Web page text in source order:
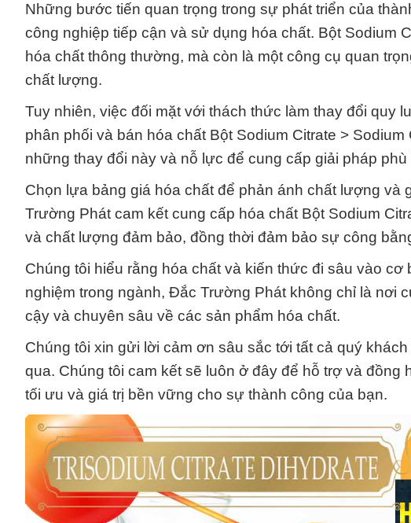
Những bước tiến quan trọng trong sự phát triển của
công nghiệp tiếp cận và sử dụng hóa chất. Bột Sodium
hóa chất thông thường, mà còn là một công cụ quan
chất lượng.
Tuy nhiên, việc đối mặt với thách thức làm thay đổi quy
phân phối và bán hóa chất Bột Sodium Citrate >
những thay đổi này và nỗ lực để cung cấp giải pháp
Chọn lựa bảng giá hóa chất để phản ánh chất lượng
Trường Phát cam kết cung cấp hóa chất Bột Sodium
và chất lượng đảm bảo, đồng thời đảm bảo sự công
Chúng tôi hiểu rằng hóa chất và kiến thức đi sâu vào
nghiệm trong ngành, Đắc Trường Phát không chỉ là nơi
cậy và chuyên sâu về các sản phẩm hóa chất.
Chúng tôi xin gửi lời cảm ơn sâu sắc tới tất cả quý
qua. Chúng tôi cam kết sẽ luôn ở đây để hỗ trợ và
tối ưu và giá trị bền vững cho sự thành công của bạn.